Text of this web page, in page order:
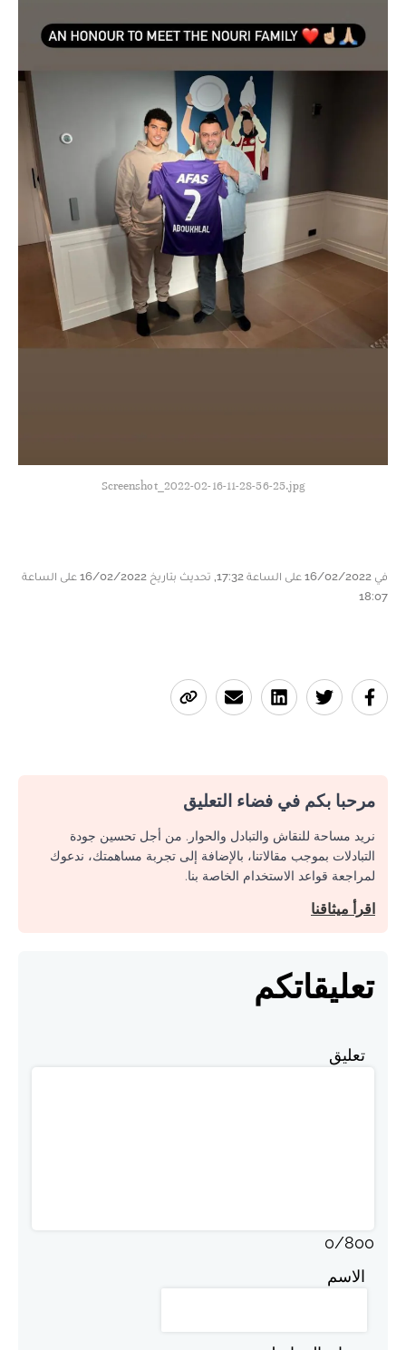
Screenshot_2022-02-16-11-28-56-25.jpg
في 16/02/2022 على الساعة 17:32, تحديث بتاريخ 16/02/2022 على الساعة
18:07
مرحبا بكم في فضاء التعليق
نريد مساحة للنقاش والتبادل والحوار. من أجل تحسين جودة
التبادلات بموجب مقالاتنا، بالإضافة إلى تجربة مساهمتك، ندعوك
لمراجعة قواعد الاستخدام الخاصة بنا.
اقرأ ميثاقنا
تعليقاتكم
تعليق
0/800
الاسم